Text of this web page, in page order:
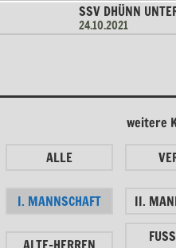
SSV DHÜNN
24.10.2021
weitere
ALLE
I. MANNSCHAFT
II.